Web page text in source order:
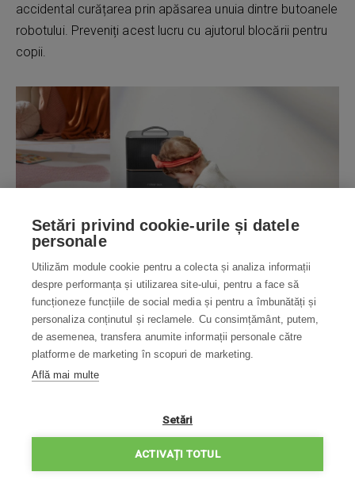
accidental curățarea prin apăsarea unuia dintre butoanele
robotului. Preveniți acest lucru cu ajutorul blocării pentru
copii.
Menține covoarele curate
când este detectat un covor. Aceasta este exact funcția
aspiratorului robot Roborock Q8 Max+.
Setări privind cookie-urile și datele
personale
Utilizăm module cookie pentru a colecta și analiza informații
despre performanța și utilizarea site-ului, pentru a face să
funcționeze funcțiile de social media și pentru a îmbunătăți și
personaliza conținutul și reclamele. Cu consimțământ, putem,
de asemenea, transfera anumite informații personale către
platforme de marketing în scopuri de marketing.
Află mai multe
Setări
ACTIVAȚI TOTUL